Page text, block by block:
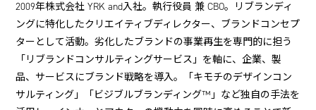
2009年株式会社 YRK and入社。執行役員 兼 CBO。リブランディ
ングに特化したクリエイティブディレクター、ブランドコンセプ
ターとして活動。劣化したブランドの事業再生を専門的に担う
「リブランドコンサルティングサービス」を軸に、企業、製
品、サービスにブランド戦略を導入。「キモチのデザインコン
サルティング」「ビジブルブランディング™」など独自の手法を